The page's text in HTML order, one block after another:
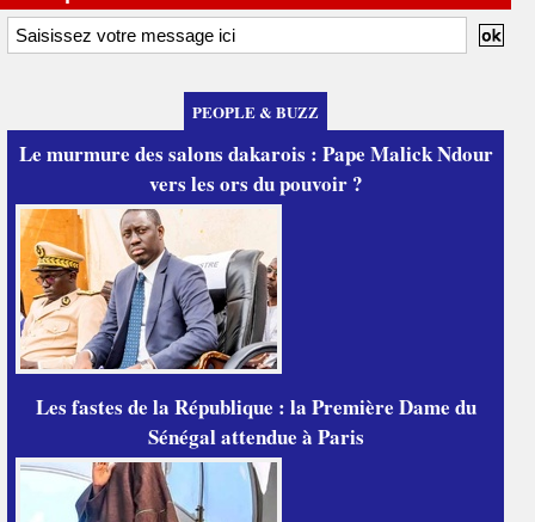
PEOPLE & BUZZ
Le murmure des salons dakarois : Pape Malick Ndour
vers les ors du pouvoir ?
Les fastes de la République : la Première Dame du
Sénégal attendue à Paris